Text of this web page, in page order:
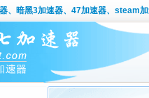
、暗黑3加速器、47加速器、steam